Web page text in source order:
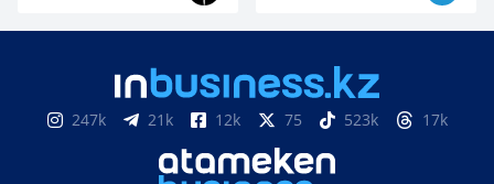
247k 21k 12k 75 523k 17k